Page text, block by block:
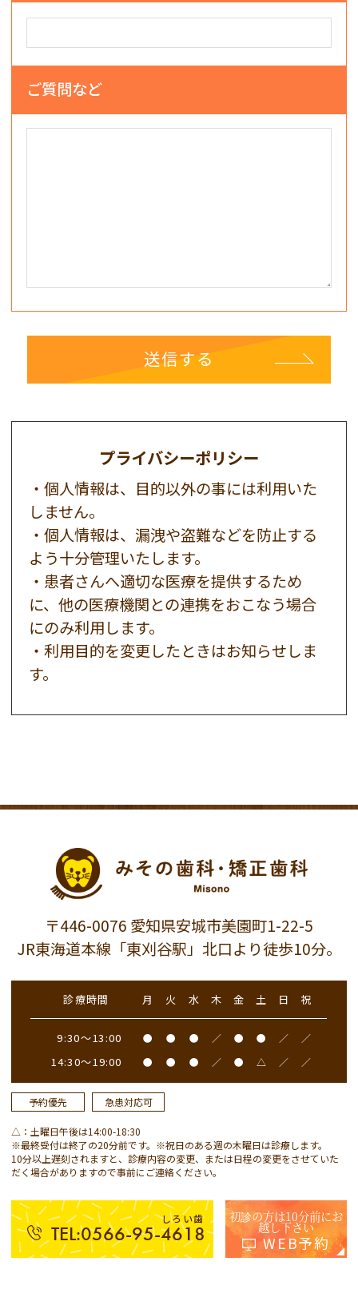
ご質問など
プライバシーポリシー
・個人情報は、目的以外の事には利用いた
しません。
・個人情報は、漏洩や盗難などを防止する
よう十分管理いたします。
・患者さんへ適切な医療を提供するため
に、他の医療機関との連携をおこなう場合
にのみ利用します。
・利用目的を変更したときはお知らせしま
す。
〒446-0076 愛知県安城市美園町1-22-5
JR東海道本線「東刈谷駅」北口より徒歩10分。
診療時間 月 火 水 木 金 土 日 祝
9:30～13:00 ● ● ● ／ ● ● ／ ／
14:30～19:00 ● ● ● ／ ● △ ／ ／
予約優先 急患対応可
△：土曜日午後は14:00-18:30
※最終受付は終了の20分前です。※祝日のある週の木曜日は診療します。
10分以上遅刻されますと、診療内容の変更、または日程の変更をさせていた
だく場合がありますので事前にご連絡ください。
しろい歯
TEL:0566-95-4618
初診の方は10分前にお
越し下さい
WEB予約